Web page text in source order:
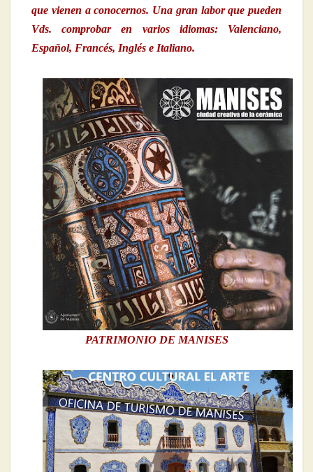
que vienen a conocernos. Una gran labor que pueden
Vds. comprobar en varios idiomas: Valenciano,
Español, Francés, Inglés e Italiano.
PATRIMONIO DE MANISES